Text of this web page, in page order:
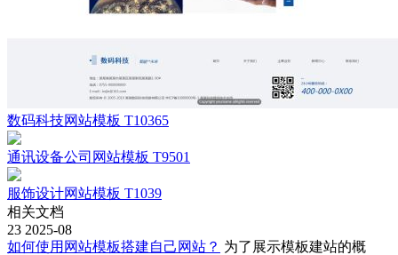
数码科技网站模板 T10365
通讯设备公司网站模板 T9501
服饰设计网站模板 T1039
相关文档
23 2025-08
如何使用网站模板搭建自己网站？ 为了展示模板建站的概